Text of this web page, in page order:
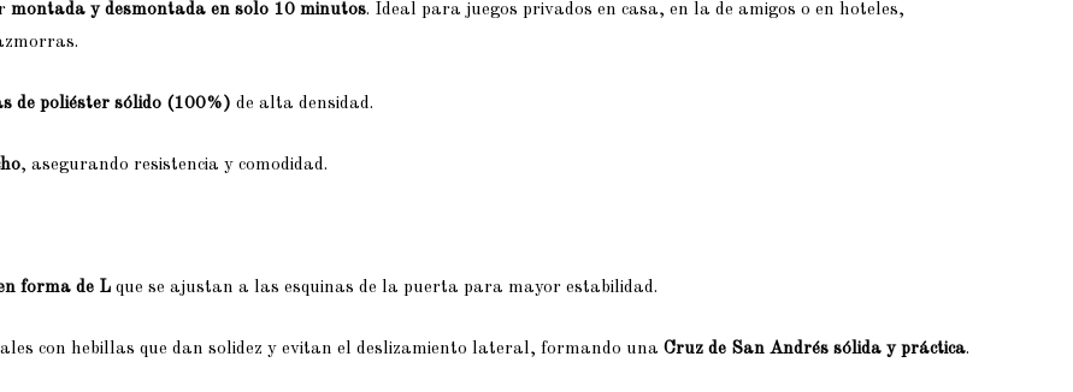
montada y desmontada en solo 10 minutos. Ideal para juegos privados en casa, en la de amigos o en hoteles,
de poliéster sólido (100%) de alta densidad.
, asegurando resistencia y comodidad.
forma de Lque se ajustan a las esquinas de la puerta para mayor estabilidad.
con hebillas que dan solidez y evitan el deslizamiento lateral, formando una Cruz de San Andrés sólida y práctica.